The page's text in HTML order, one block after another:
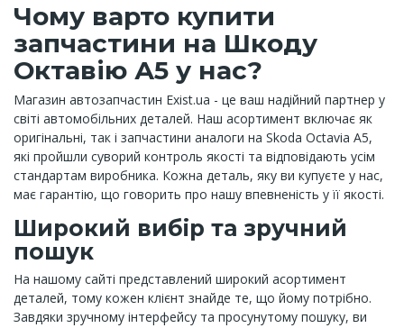
Чому варто купити
запчастини на Шкоду
Октавію А5 у нас?
Магазин автозапчастин Exist.ua - це ваш надійний партнер у
світі автомобільних деталей. Наш асортимент включає як
оригінальні, так і запчастини аналоги на Skoda Octavia A5,
які пройшли суворий контроль якості та відповідають усім
стандартам виробника. Кожна деталь, яку ви купуєте у нас,
має гарантію, що говорить про нашу впевненість у її якості.
Широкий вибір та зручний
пошук
На нашому сайті представлений широкий асортимент
деталей, тому кожен клієнт знайде те, що йому потрібно.
Завдяки зручному інтерфейсу та просунутому пошуку, ви